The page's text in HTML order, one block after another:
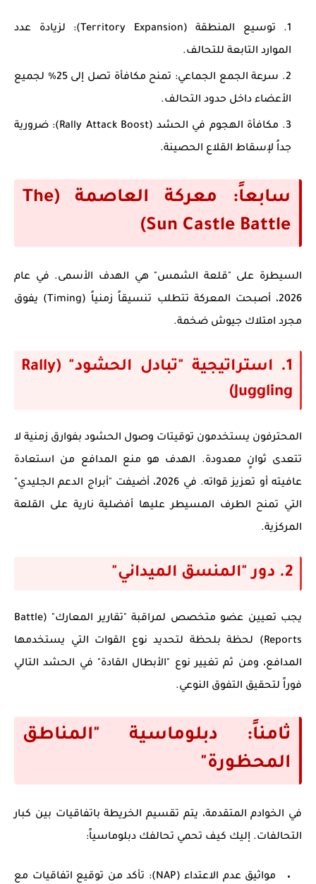
توسيع المنطقة (Territory Expansion):
لزيادة عدد
الموارد التابعة للتحالف.
سرعة الجمع الجماعي:
تمنح مكافأة تصل إلى 25% لجميع
الأعضاء داخل حدود التحالف.
مكافأة الهجوم في الحشد (Rally Attack Boost):
ضرورية
جداً لإسقاط القلاع الحصينة.
سابعاً: معركة العاصمة (The
Sun Castle Battle)
السيطرة على "قلعة الشمس" هي الهدف الأسمى. في عام
2026، أصبحت المعركة تتطلب تنسيقاً زمنياً (Timing) يفوق
مجرد امتلاك جيوش ضخمة.
1. استراتيجية "تبادل الحشود" (Rally
Juggling)
المحترفون يستخدمون توقيتات وصول الحشود بفوارق زمنية لا
تتعدى ثوانٍ معدودة. الهدف هو منع المدافع من استعادة
عافيته أو تعزيز قواته. في 2026، أضيفت "أبراج الدعم الجليدي"
التي تمنح الطرف المسيطر عليها أفضلية نارية على القلعة
المركزية.
2. دور "المنسق الميداني"
يجب تعيين عضو متخصص لمراقبة "تقارير المعارك" (Battle
Reports) لحظة بلحظة لتحديد نوع القوات التي يستخدمها
المدافع، ومن ثم تغيير نوع "الأبطال القادة" في الحشد التالي
فوراً لتحقيق التفوق النوعي.
ثامناً: دبلوماسية "المناطق
المحظورة"
في الخوادم المتقدمة، يتم تقسيم الخريطة باتفاقيات بين كبار
التحالفات. إليك كيف تحمي تحالفك دبلوماسياً:
مواثيق عدم الاعتداء (NAP):
تأكد من توقيع اتفاقيات مع